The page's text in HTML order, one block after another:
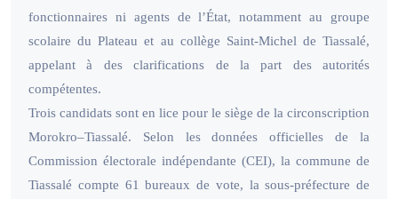
fonctionnaires ni agents de l’État, notamment au groupe
scolaire du Plateau et au collège Saint-Michel de Tiassalé,
appelant à des clarifications de la part des autorités
compétentes.
Trois candidats sont en lice pour le siège de la circonscription
Morokro–Tiassalé. Selon les données officielles de la
Commission électorale indépendante (CEI), la commune de
Tiassalé compte 61 bureaux de vote, la sous-préfecture de